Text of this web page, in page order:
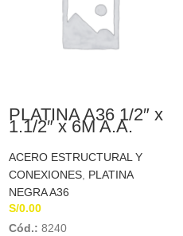
PLATINA A36 1/2″ x
1.1/2″ x 6M A.A.
ACERO ESTRUCTURAL Y
CONEXIONES PLATINA
NEGRA A36
S/0.00
Cód.: 8240